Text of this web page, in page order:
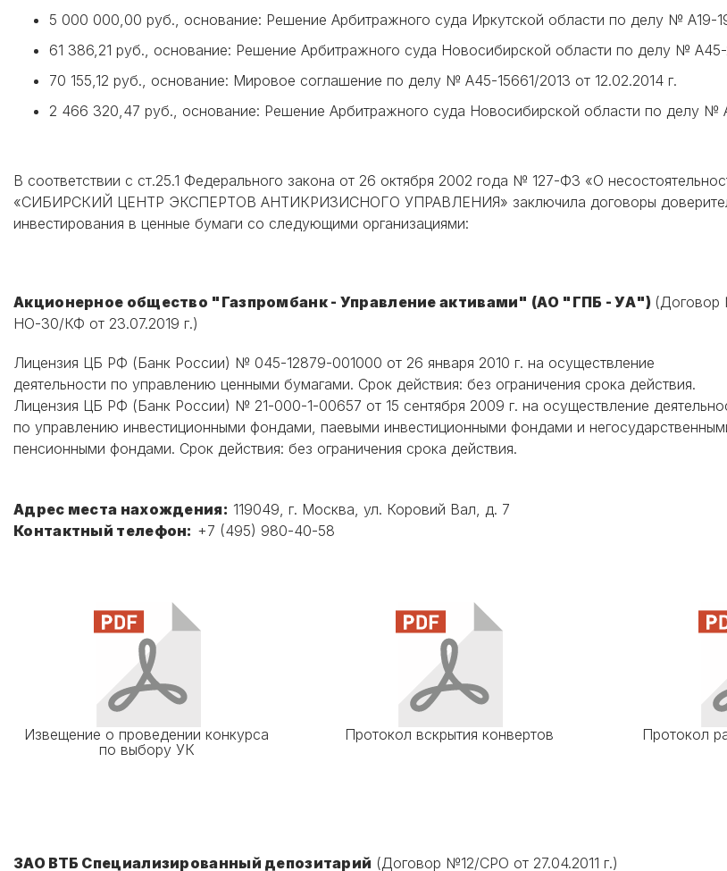
5 000 000,00 руб., основание: Решение Арбитражного суда Иркутской области по делу № А19-
61 386,21 руб., основание: Решение Арбитражного суда Новосибирской области по делу № А45-
70 155,12 руб., основание: Мировое соглашение по делу № А45-15661/2013 от 12.02.2014 г.
2 466 320,47 руб., основание: Решение Арбитражного суда Новосибирской области по делу №
В соответствии с ст.25.1 Федерального закона от 26 октября 2002 года № 127-ФЗ «О
«СИБИРСКИЙ ЦЕНТР ЭКСПЕРТОВ АНТИКРИЗИСНОГО УПРАВЛЕНИЯ» заключила договоры
инвестирования в ценные бумаги со следующими организациями:
Акционерное общество "Газпромбанк - Управление активами" (АО "ГПБ - УА")
НО-30/КФ от 23.07.2019 г.)
Лицензия ЦБ РФ (Банк России) № 045-12879-001000 от 26 января 2010 г. на осуществление
деятельности по управлению ценными бумагами. Срок действия: без ограничения срока действия.
Лицензия ЦБ РФ (Банк России) № 21-000-1-00657 от 15 сентября 2009 г. на осуществление
по управлению инвестиционными фондами, паевыми инвестиционными фондами и
пенсионными фондами. Срок действия: без ограничения срока действия.
Адрес места нахождения: 119049, г. Москва, ул. Коровий Вал, д. 7
Контактный телефон: +7 (495) 980-40-58
Извещение о проведении конкурса
по выбору УК
Протокол вскрытия конвертов Протокол
ЗАО ВТБ Специализированный депозитарий (Договор №12/СРО от 27.04.2011 г.)